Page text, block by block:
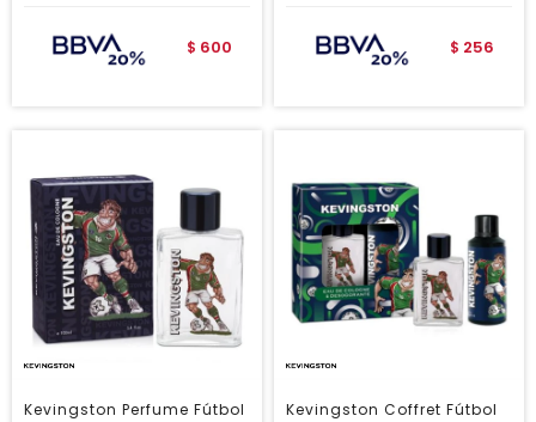
$ 600 $ 256
Kevingston Perfume Fútbol
Kevingston Coffret Fútbol